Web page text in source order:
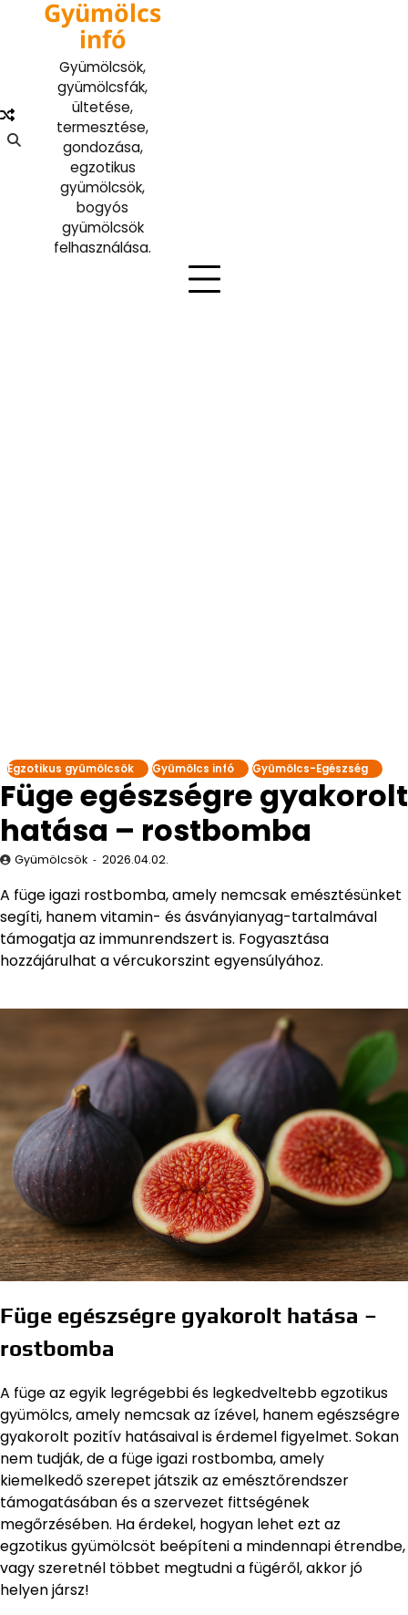
Gyümölcs
infó
Gyümölcsök,
gyümölcsfák,
ültetése,
termesztése,
gondozása,
egzotikus
gyümölcsök,
bogyós
gyümölcsök
felhasználása.
Egzotikus gyümölcsök Gyümölcs infó Gyümölcs-Egészség
Füge egészségre gyakorolt
hatása – rostbomba
Gyümölcsök 2026.04.02.
A füge igazi rostbomba, amely nemcsak emésztésünket
segíti, hanem vitamin- és ásványianyag-tartalmával
támogatja az immunrendszert is. Fogyasztása
hozzájárulhat a vércukorszint egyensúlyához.
Füge egészségre gyakorolt hatása –
rostbomba
A füge az egyik legrégebbi és legkedveltebb egzotikus
gyümölcs, amely nemcsak az ízével, hanem egészségre
gyakorolt pozitív hatásaival is érdemel figyelmet. Sokan
nem tudják, de a füge igazi rostbomba, amely
kiemelkedő szerepet játszik az emésztőrendszer
támogatásában és a szervezet fittségének
megőrzésében. Ha érdekel, hogyan lehet ezt az
egzotikus gyümölcsöt beépíteni a mindennapi étrendbe,
vagy szeretnél többet megtudni a fügéről, akkor jó
helyen jársz!